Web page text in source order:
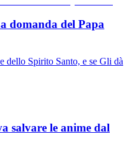
domanda del Papa
dello Spirito Santo, e se Gli dà
salvare le anime dal